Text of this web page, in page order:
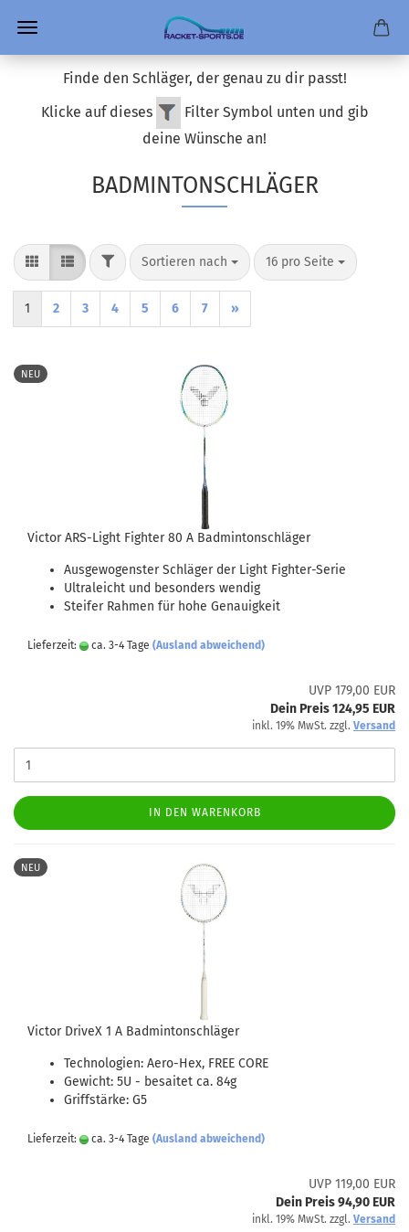
Finde den Schläger, der genau zu dir passt!
Klicke auf dieses
Filter Symbol unten und gib
deine Wünsche an!
BADMINTONSCHLÄGER
FILTERSortieren nach
Sortieren nach 16 pro Seite
pro Seite
1 2 3 4 5 6 7 »
NEU
Victor ARS-Light Fighter 80 A Badmintonschläger
Ausgewogenster Schläger der Light Fighter-Serie
Ultraleicht und besonders wendig
Steifer Rahmen für hohe Genauigkeit
Lieferzeit: ca. 3-4 Tage (Ausland abweichend)
UVP 179,00 EUR
Dein Preis 124,95 EUR
inkl. 19% MwSt. zzgl. Versand
IN DEN WARENKORB
NEU
Victor DriveX 1 A Badmintonschläger
Technologien: Aero-Hex, FREE CORE
Gewicht: 5U - besaitet ca. 84g
Griffstärke: G5
Lieferzeit: ca. 3-4 Tage (Ausland abweichend)
UVP 119,00 EUR
Dein Preis 94,90 EUR
inkl. 19% MwSt. zzgl. Versand